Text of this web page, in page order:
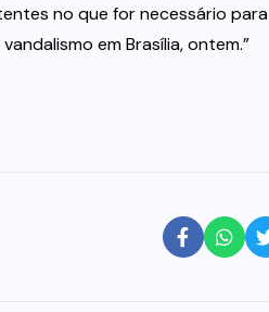
no que for necessário para
em Brasília, ontem.”